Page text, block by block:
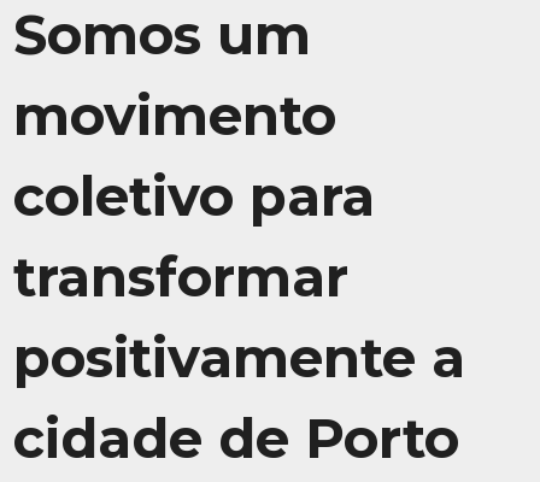
Somos um
movimento
coletivo para
transformar
positivamente a
cidade de Porto